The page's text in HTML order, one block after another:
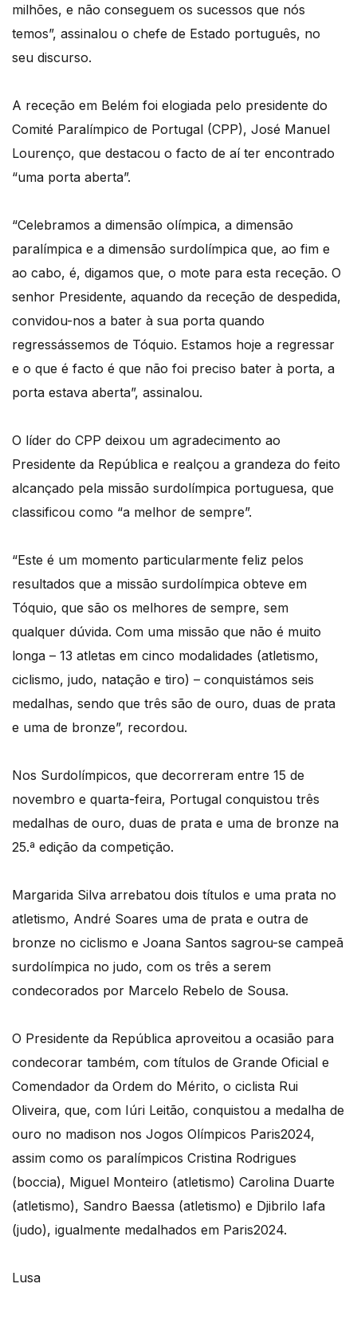
milhões, e não conseguem os sucessos que nós
temos”, assinalou o chefe de Estado português, no
seu discurso.
A receção em Belém foi elogiada pelo presidente do
Comité Paralímpico de Portugal (CPP), José Manuel
Lourenço, que destacou o facto de aí ter encontrado
“uma porta aberta”.
“Celebramos a dimensão olímpica, a dimensão
paralímpica e a dimensão surdolímpica que, ao fim e
ao cabo, é, digamos que, o mote para esta receção. O
senhor Presidente, aquando da receção de despedida,
convidou-nos a bater à sua porta quando
regressássemos de Tóquio. Estamos hoje a regressar
e o que é facto é que não foi preciso bater à porta, a
porta estava aberta”, assinalou.
O líder do CPP deixou um agradecimento ao
Presidente da República e realçou a grandeza do feito
alcançado pela missão surdolímpica portuguesa, que
classificou como “a melhor de sempre”.
“Este é um momento particularmente feliz pelos
resultados que a missão surdolímpica obteve em
Tóquio, que são os melhores de sempre, sem
qualquer dúvida. Com uma missão que não é muito
longa – 13 atletas em cinco modalidades (atletismo,
ciclismo, judo, natação e tiro) – conquistámos seis
medalhas, sendo que três são de ouro, duas de prata
e uma de bronze”, recordou.
Nos Surdolímpicos, que decorreram entre 15 de
novembro e quarta-feira, Portugal conquistou três
medalhas de ouro, duas de prata e uma de bronze na
25.ª edição da competição.
Margarida Silva arrebatou dois títulos e uma prata no
atletismo, André Soares uma de prata e outra de
bronze no ciclismo e Joana Santos sagrou-se campeã
surdolímpica no judo, com os três a serem
condecorados por Marcelo Rebelo de Sousa.
O Presidente da República aproveitou a ocasião para
condecorar também, com títulos de Grande Oficial e
Comendador da Ordem do Mérito, o ciclista Rui
Oliveira, que, com Iúri Leitão, conquistou a medalha de
ouro no madison nos Jogos Olímpicos Paris2024,
assim como os paralímpicos Cristina Rodrigues
(boccia), Miguel Monteiro (atletismo) Carolina Duarte
(atletismo), Sandro Baessa (atletismo) e Djibrilo Iafa
(judo), igualmente medalhados em Paris2024.
Lusa